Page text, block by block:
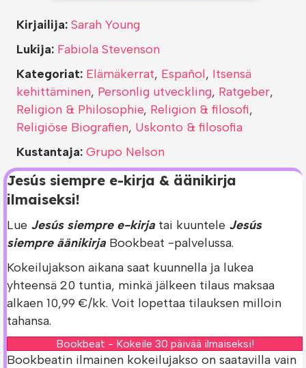
Jesús siempre e-kirja & äänikirja
ilmaiseksi!
Lue Jesús siempre e-kirja tai kuuntele Jesús
siempre äänikirja Bookbeat -palvelussa.
Kokeilujakson aikana saat kuunnella ja lukea
yhteensä 20 tuntia, minkä jälkeen tilaus maksaa
alkaen 10,99 €/kk. Voit lopettaa tilauksen milloin
tahansa.
Bookbeat - Kokeile 30 päivää ilmaiseksi!
Bookbeatin ilmainen kokeilujakso on saatavilla vain
Kirjailija: Sarah Young
Lukija: Fabiola Stevenson
Kategoriat: Elämäkerrat, Español, Itsensä
kehittäminen, Personlig utveckling, Ratgeber,
Religion & Philosophie, Religion & filosofi,
Religiöse Biografien, Uskonto & filosofia
Kustantaja: Grupo Nelson